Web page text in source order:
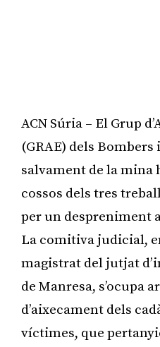
ACN Súria – El Grup
(GRAE) dels Bombers
salvament de la mina
cossos dels tres
per un despreniment
La comitiva judicial,
magistrat del jutjat
de Manresa, s’ocupa
d’aixecament dels
víctimes, que